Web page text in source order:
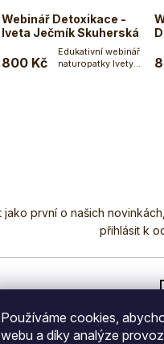
Používáme cookies,
webu a díky analýze
Webinář Detoxikace -
Iveta Ječmík Skuherská
800 Kč Do košíku
Edukativní webinář
naturopatky Ivety
Vložením e-